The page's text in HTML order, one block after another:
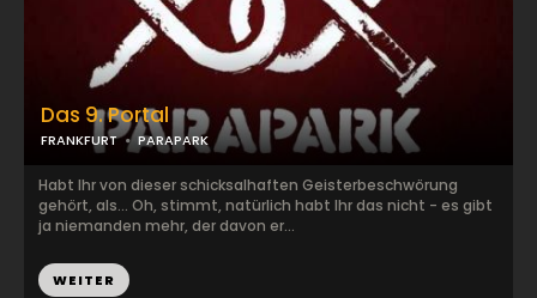
Das 9. Portal
FRANKFURT PARAPARK
Habt Ihr von dieser schicksalhaften Geisterbeschwörung
gehört, als... Oh, stimmt, natürlich habt Ihr das nicht - es gibt
ja niemanden mehr, der davon er...
WEITER